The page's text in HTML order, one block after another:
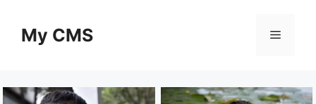
contentMy CMS Menu